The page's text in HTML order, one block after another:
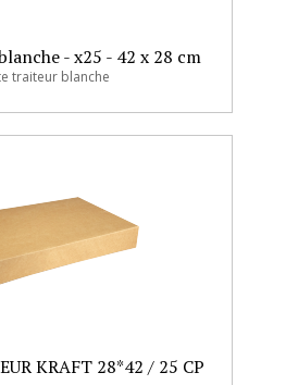
- x25 - 42 x 28 cm
traiteur blanche
KRAFT 28*42 / 25 CP